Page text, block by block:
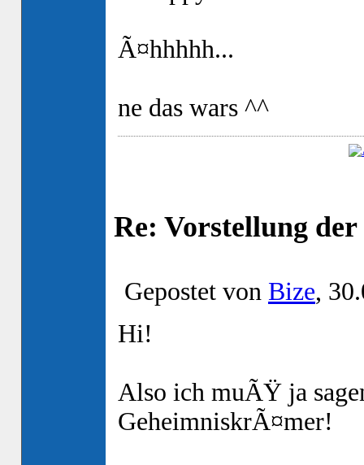
Ã¤hhhhh...
ne das wars ^^
Re: Vorstellung
Gepostet von Bize,
Hi!
Also ich muÃŸ ja
GeheimniskrÃ¤mer!